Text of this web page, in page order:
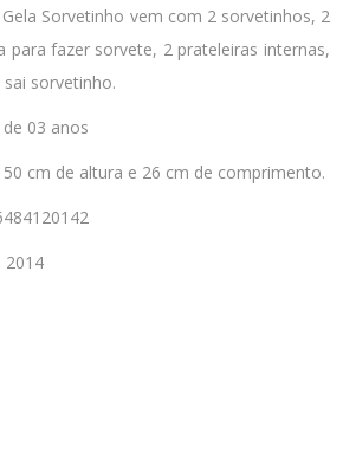
Sorvetinho vem com 2 sorvetinhos, 2
para fazer sorvete, 2 prateleiras internas,
sorvetinho.
03 anos
cm de altura e 26 cm de comprimento.
2014